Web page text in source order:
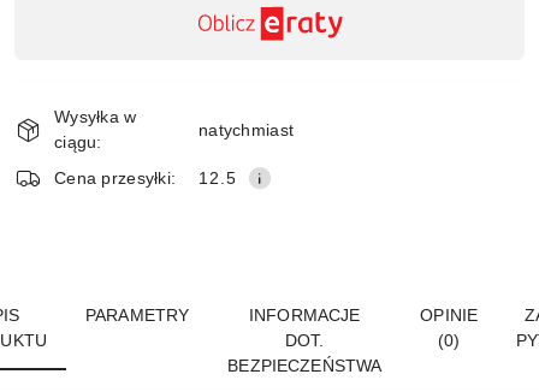
dostawa
Wysyłka w
ciągu:
natychmiast
Cena przesyłki: 12.5
PARAMETRY
INFORMACJE
DOT.
BEZPIECZEŃSTWA
OPINIE
(0)